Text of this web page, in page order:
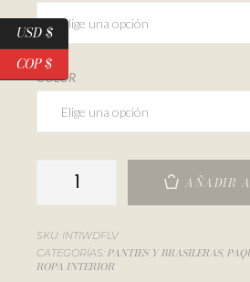
COLOR
AÑADIR
SKU: INTIWDFLV
CATEGORÍAS: PANTIES Y BRASILERAS,
ROPA INTERIOR
USD $
COP $